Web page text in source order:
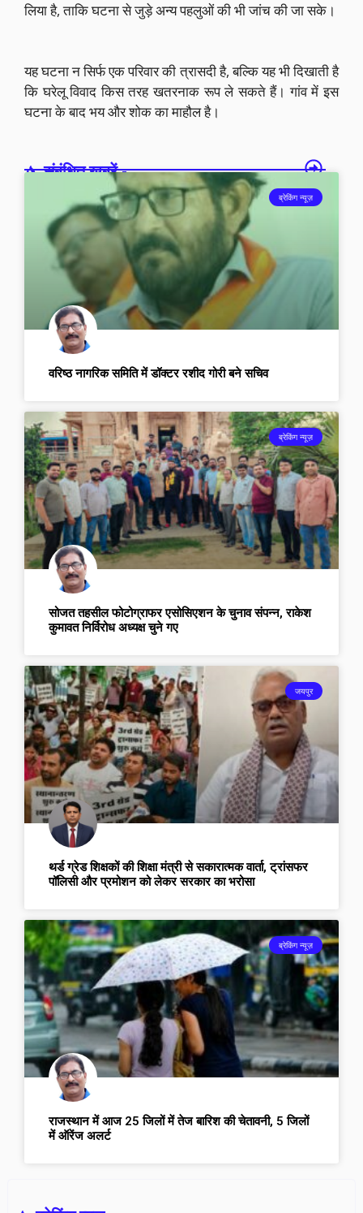
लिया है, ताकि घटना से जुड़े अन्य पहलुओं की भी जांच की जा सके।
यह घटना न सिर्फ एक परिवार की त्रासदी है, बल्कि यह भी दिखाती है
कि घरेलू विवाद किस तरह खतरनाक रूप ले सकते हैं। गांव में इस
घटना के बाद भय और शोक का माहौल है।
संबंधित खबरें -
ब्रेकिंग न्यूज़
वरिष्ठ नागरिक समिति में डॉक्टर रशीद गोरी बने सचिव
ब्रेकिंग न्यूज़
सोजत तहसील फोटोग्राफर एसोसिएशन के चुनाव संपन्न, राकेश
कुमावत निर्विरोध अध्यक्ष चुने गए
जयपुर
थर्ड ग्रेड शिक्षकों की शिक्षा मंत्री से सकारात्मक वार्ता, ट्रांसफर
पॉलिसी और प्रमोशन को लेकर सरकार का भरोसा
ब्रेकिंग न्यूज़
राजस्थान में आज 25 जिलों में तेज बारिश की चेतावनी, 5 जिलों
में ऑरेंज अलर्ट